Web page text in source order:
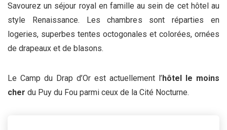
Savourez un séjour royal en famille au sein de cet hôtel au
style Renaissance. Les chambres sont réparties en
logeries, superbes tentes octogonales et colorées, ornées
de drapeaux et de blasons.
Le Camp du Drap d’Or est actuellement l’hôtel le moins
cher du Puy du Fou parmi ceux de la Cité Nocturne.